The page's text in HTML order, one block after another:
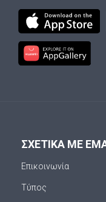
ΣΧΕΤΙΚΑ ΜΕ
Επικοινωνία
Τύπος